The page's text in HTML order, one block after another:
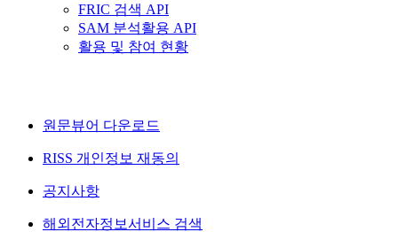
FRIC 검색 API
SAM 분석활용 API
활용 및 참여 현황
원문뷰어 다운로드
RISS 개인정보 재동의
공지사항
해외전자정보서비스 검색